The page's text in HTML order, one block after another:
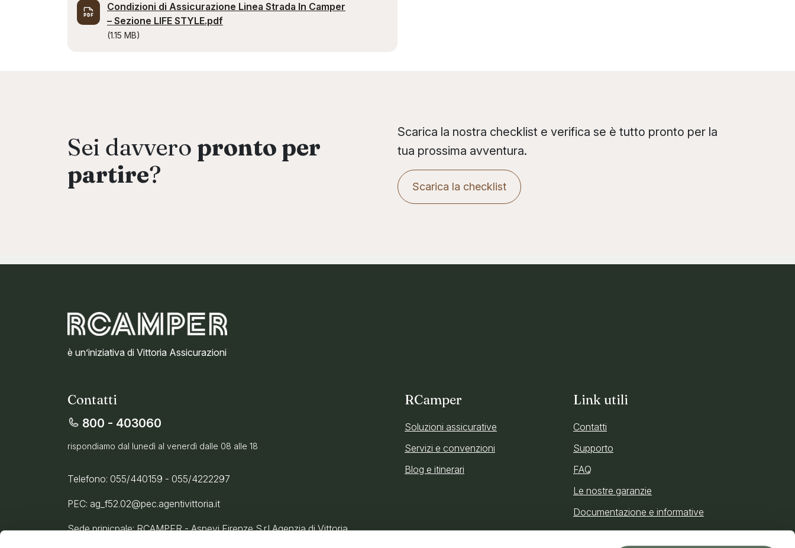
Condizioni di Assicurazione Linea Strada In Camper
– Sezione LIFE STYLE.pdf
(1.15 MB)
Sei davvero pronto per
partire?
Scarica la nostra checklist e verifica se è tutto pronto per la
tua prossima avventura.
Scarica la checklist
è un’iniziativa di Vittoria Assicurazioni
Contatti
800 - 403060
rispondiamo dal lunedì al venerdì dalle 08 alle 18
Telefono: 055/440159 - 055/4222297
PEC: ag_f52.02@pec.agentivittoria.it
Sede prinicpale: RCAMPER - Aspevi Firenze S.r.l Agenzia di Vittoria
RCamper
Soluzioni assicurative
Servizi e convenzioni
Blog e itinerari
Link utili
Contatti
Supporto
FAQ
Le nostre garanzie
Documentazione e informative